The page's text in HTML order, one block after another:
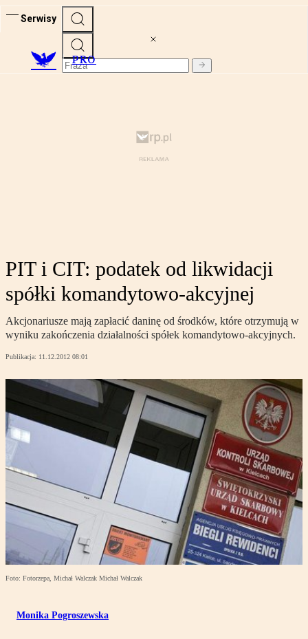
Serwisy
PRO
PIT i CIT: podatek od likwidacji
spółki komandytowo-akcyjnej
Akcjonariusze mają zapłacić daninę od środków, które otrzymują w
wyniku zakończenia działalności spółek komandytowo-akcyjnych.
Publikacja: 11.12.2012 08:01
Foto: Fotorzepa, Michał Walczak Michał Walczak
Monika Pogroszewska